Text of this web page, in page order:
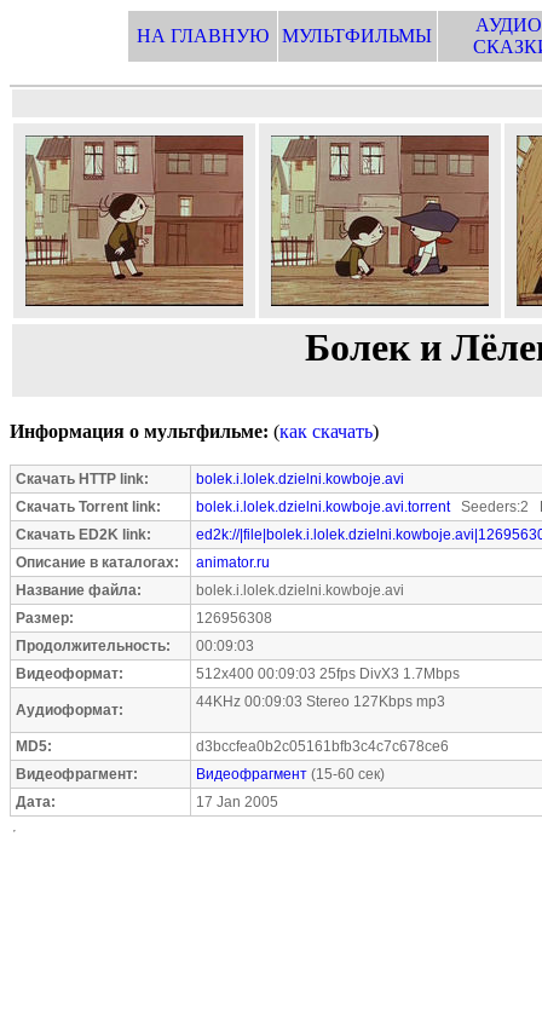
НА ГЛАВНУЮ МУЛЬТФИЛЬМЫ
Болек и
Информация о мультфильме: (как скачать)
Скачать HTTP link:
bolek.i.lolek.dzielni.kowboje.avi
Скачать Torrent link:
bolek.i.lolek.dzielni.kowboje.avi.torrentSeeders:2
Скачать ED2K link:
ed2k://
Описание в каталогах:
animator.ru
Название файла:
bolek.i.lolek.dzielni.kowboje.avi
Размер:
126956308
Продолжительность:
00:09:03
Видеоформат:
512x400 00:09:03 25fps DivX3 1.7Mbps
Аудиоформат: 44KHz 00:09:03 Stereo 127Kbps mp3
MD5:
d3bccfea0b2c05161bfb3c4c7c678ce6
Видеофрагмент:
Видеофрагмент (15-60 сек)
Дата:
17 Jan 2005